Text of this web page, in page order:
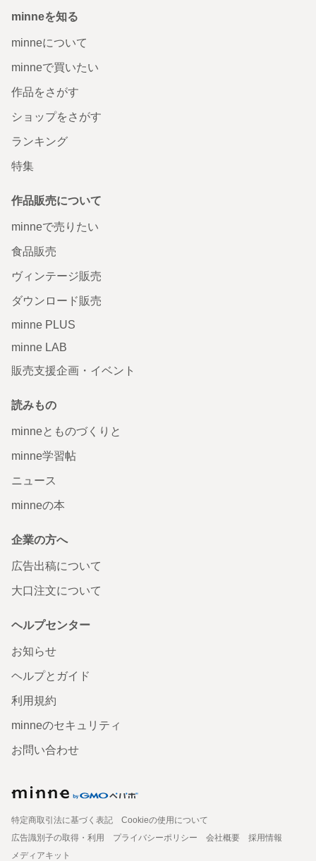
minneを知る
minneについて
minneで買いたい
作品をさがす
ショップをさがす
ランキング
特集
作品販売について
minneで売りたい
食品販売
ヴィンテージ販売
ダウンロード販売
minne PLUS
minne LAB
販売支援企画・イベント
読みもの
minneとものづくりと
minne学習帖
ニュース
minneの本
企業の方へ
広告出稿について
大口注文について
ヘルプセンター
お知らせ
ヘルプとガイド
利用規約
minneのセキュリティ
お問い合わせ
特定商取引法に基づく表記
Cookieの使用について
広告識別子の取得・利用
プライバシーポリシー 会社概要
採用情報
メディアキット